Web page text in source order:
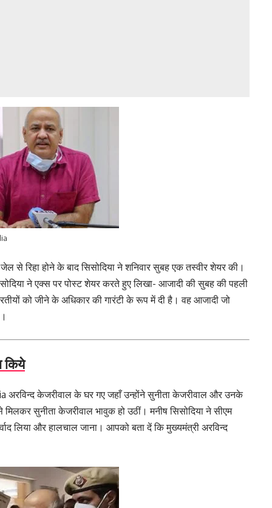
रिहा होने के बाद सिसोदिया ने शनिवार सुबह एक तस्वीर शेयर की।
ने एक्स पर पोस्ट शेयर करते हुए लिखा- आजादी की सुबह की पहली
को जीने के अधिकार की गारंटी के रूप में दी है। वह आजादी जो
किये
केजरीवाल के घर गए जहाँ उन्होंने सुनीता केजरीवाल और उनके
मिलकर सुनीता केजरीवाल भावुक हो उठीं। मनीष सिसोदिया ने सीएम
लिया और हालचाल जाना। आपको बता दें कि मुख्यमंत्री अरविन्द